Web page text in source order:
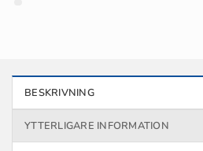
BESKRIVNING
YTTERLIGARE INFORMATION